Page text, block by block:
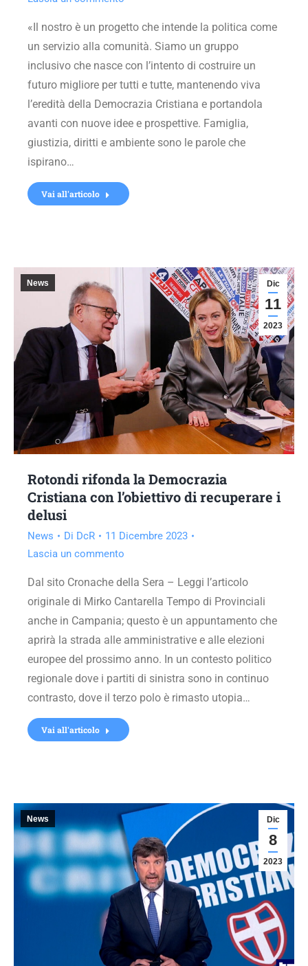
«Il nostro è un progetto che intende la politica come
un servizio alla comunità. Siamo un gruppo
inclusivo che nasce con l’intento di costruire un
futuro migliore per tutti e tutte, mantenendo viva
l’eredità della Democrazia Cristiana e portandola
avanti con nuove idee e prospettive. Famiglia,
giustizia, diritti e ambiente sono le parole che
ispirano…
Vai all'articolo
Dic
11
2023
News
Rotondi rifonda la Democrazia
Cristiana con l’obiettivo di recuperare i
delusi
News Di DcR
11 Dicembre 2023
Lascia un commento
Dal sito Cronache della Sera – Leggi l’articolo
originale di Mirko Cantarella Tempo di Provinciali
anche in Campania; questo è un appuntamento che
aprirà la strada alle amministrative e alle elezioni
europee del prossimo anno. In un contesto politico
regionale dove i partiti di sinistra sono in continuo
contrasto, dove il terzo polo è rimasto utopia…
Vai all'articolo
Dic
8
2023
News